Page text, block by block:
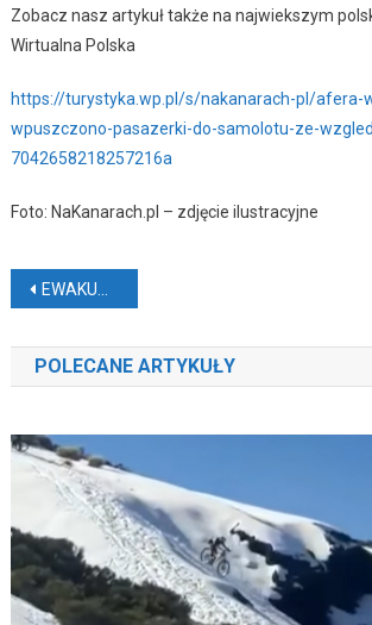
Zobacz nasz artykuł także na najwiekszym
Wirtualna Polska
https://turystyka.wp.pl/s/nakanarach-pl/afera-
wpuszczono-pasazerki-do-samolotu-ze-
7042658218257216a
Foto: NaKanarach.pl – zdjęcie ilustracyjne
Nawigacja
wpisu
EWAKUACJA Z POWODU REKINA
POLECANE ARTYKUŁY